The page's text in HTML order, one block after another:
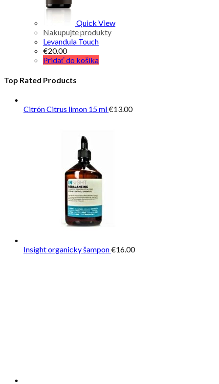
Quick View
Nakupujte produkty
Levandula Touch
€20.00
Pridať do košíka
Top Rated Products
Citrón Citrus limon 15 ml€13.00
Insight organicky šampon€16.00